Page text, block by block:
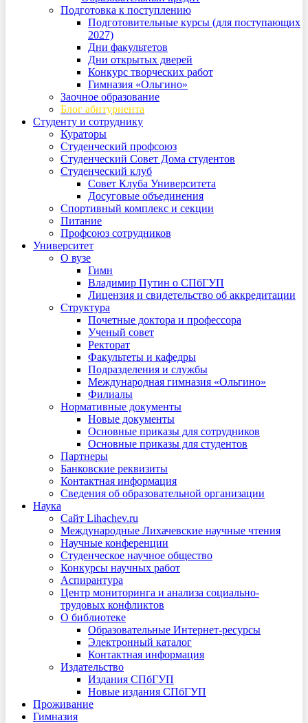
Подготовка к поступлению
Подготовительные курсы (для поступающих
2027)
Дни факультетов
Дни открытых дверей
Конкурс творческих работ
Гимназия «Ольгино»
Заочное образование
Блог абитуриента
Студенту и сотруднику
Кураторы
Студенческий профсоюз
Студенческий Совет Дома студентов
Студенческий клуб
Совет Клуба Университета
Досуговые объединения
Спортивный комплекс и секции
Питание
Профсоюз сотрудников
Университет
О вузе
Гимн
Владимир Путин о СПбГУП
Лицензия и свидетельство об аккредитации
Структура
Почетные доктора и профессора
Ученый совет
Ректорат
Факультеты и кафедры
Подразделения и службы
Международная гимназия «Ольгино»
Филиалы
Нормативные документы
Новые документы
Основные приказы для сотрудников
Основные приказы для студентов
Партнеры
Банковские реквизиты
Контактная информация
Сведения об образовательной организации
Наука
Сайт Lihachev.ru
Международные Лихачевские научные чтения
Научные конференции
Студенческое научное общество
Конкурсы научных работ
Аспирантура
Центр мониторинга и анализа социально-
трудовых конфликтов
О библиотеке
Образовательные Интернет-ресурсы
Электронный каталог
Контактная информация
Издательство
Издания СПбГУП
Новые издания СПбГУП
Проживание
Гимназия